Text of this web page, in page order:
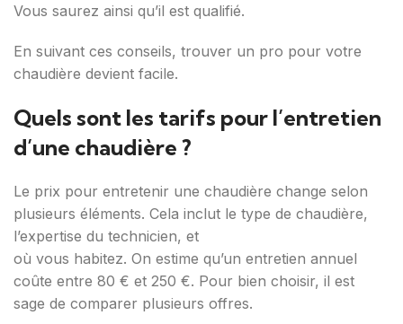
Vous saurez ainsi qu’il est qualifié.
En suivant ces conseils, trouver un pro pour votre
chaudière devient facile.
Quels sont les tarifs pour l’entretien
d’une chaudière ?
Le prix pour entretenir une chaudière change selon
plusieurs éléments. Cela inclut le type de chaudière,
l’expertise du technicien, et
où vous habitez. On estime qu’un entretien annuel
coûte entre 80 € et 250 €. Pour bien choisir, il est
sage de comparer plusieurs offres.